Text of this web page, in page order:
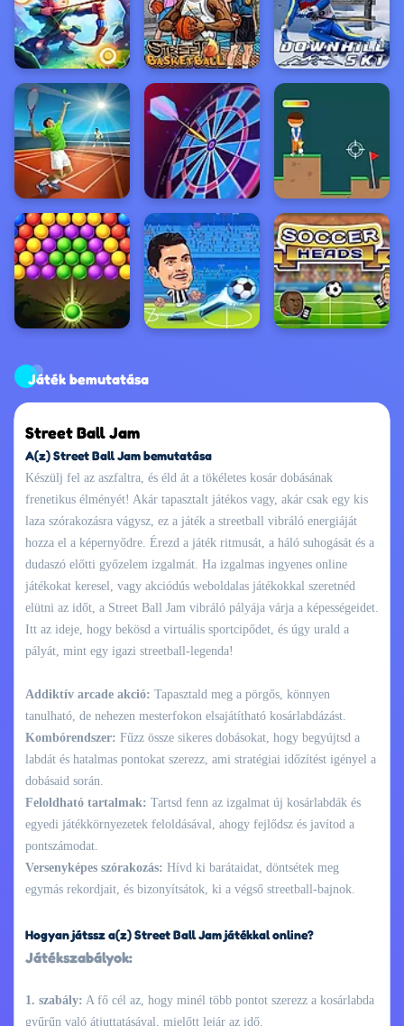
Játék bemutatása
Street Ball Jam
A(z) Street Ball Jam bemutatása
Készülj fel az aszfaltra, és éld át a tökéletes kosár dobásának
frenetikus élményét! Akár tapasztalt játékos vagy, akár csak egy kis
laza szórakozásra vágysz, ez a játék a streetball vibráló energiáját
hozza el a képernyődre. Érezd a játék ritmusát, a háló suhogását és a
dudaszó előtti győzelem izgalmát. Ha izgalmas ingyenes online
játékokat keresel, vagy akciódús weboldalas játékokkal szeretnéd
elütni az időt, a Street Ball Jam vibráló pályája várja a képességeidet.
Itt az ideje, hogy bekösd a virtuális sportcipődet, és úgy urald a
pályát, mint egy igazi streetball-legenda!
Addiktív arcade akció: Tapasztald meg a pörgős, könnyen
tanulható, de nehezen mesterfokon elsajátítható kosárlabdázást.
Kombórendszer: Fűzz össze sikeres dobásokat, hogy begyújtsd a
labdát és hatalmas pontokat szerezz, ami stratégiai időzítést igényel a
dobásaid során.
Feloldható tartalmak: Tartsd fenn az izgalmat új kosárlabdák és
egyedi játékkörnyezetek feloldásával, ahogy fejlődsz és javítod a
pontszámodat.
Versenyképes szórakozás: Hívd ki barátaidat, döntsétek meg
egymás rekordjait, és bizonyítsátok, ki a végső streetball-bajnok.
Hogyan játssz a(z) Street Ball Jam játékkal online?
Játékszabályok:
1. szabály: A fő cél az, hogy minél több pontot szerezz a kosárlabda
gyűrűn való átjuttatásával, mielőtt lejár az idő.